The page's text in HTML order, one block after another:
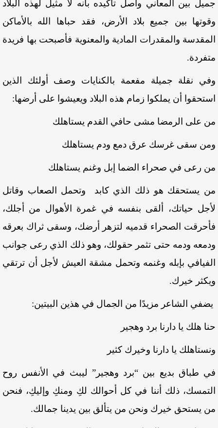
جميل بين المعاني واصل تأكيده بأنه لا مثيل لهذه البلاد
وقوتها بين جميع بلاد الأرض، فقد حباها الله بالأماكن
المقدسة والمقدرات المادية والمعنوية فأصبحت بها فريدة
متفردة.
وفي نقلة جميلة مفعمة بالكنايات وصف أولئك الذين
استحقوا أن يملكوا زمام هذه البلاد ويعيشوا على أرضها:
من على الرمضا مشى حافي القدم يستاهلك
ومن سقى غرسك عرق دمع ودم يستاهلك
من رعى في صحراء الضما إبل وغنم يستاهلك
من يستحقك هو ذلك الذي كابد وتحمل الصعاب وقاتل
لأجل حياتك، ألقى بنفسه في غمرة الأهوال من أجلك،
فأحرقت الصحراء قدميه لتزهر أرضك، وسقى ثراك بعرقه
ودمعه ودمه حتى تثمر حقولك، وهو ذلك الذي رعى جوانب
الفيافي بإبله وغنمه وتحمل مشقة العيش لأجل أن ترتقي
ويكثر خيرك.
يضفي الشاعر مزيدًا من الجمال في هذين البيتين:
حنا هلك يا دارنا برد وهجير
ونستاهلك يا دارنا وخيرك كثير
في طباق بديع بين “برد وهجير” ليبث في الأنفس روح
التمسك، ذلك أننا في كل أحوالك لكِ ومنكِ وإليكِ، فنحن
من يستحق خيرك ونحن من يتألق بين يدينا جمالك.